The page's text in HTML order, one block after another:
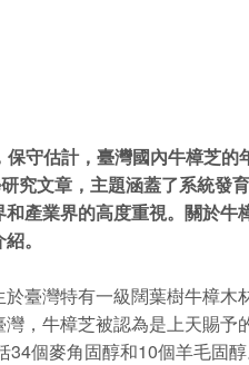
守估計，臺灣國內牛樟芝
文章，主題涵蓋了系統發
產業界的高度重視。關於
。
灣特有一級闊葉樹牛樟木
，牛樟芝被認為是上天賜
個麥角固醇和10個羊毛固醇